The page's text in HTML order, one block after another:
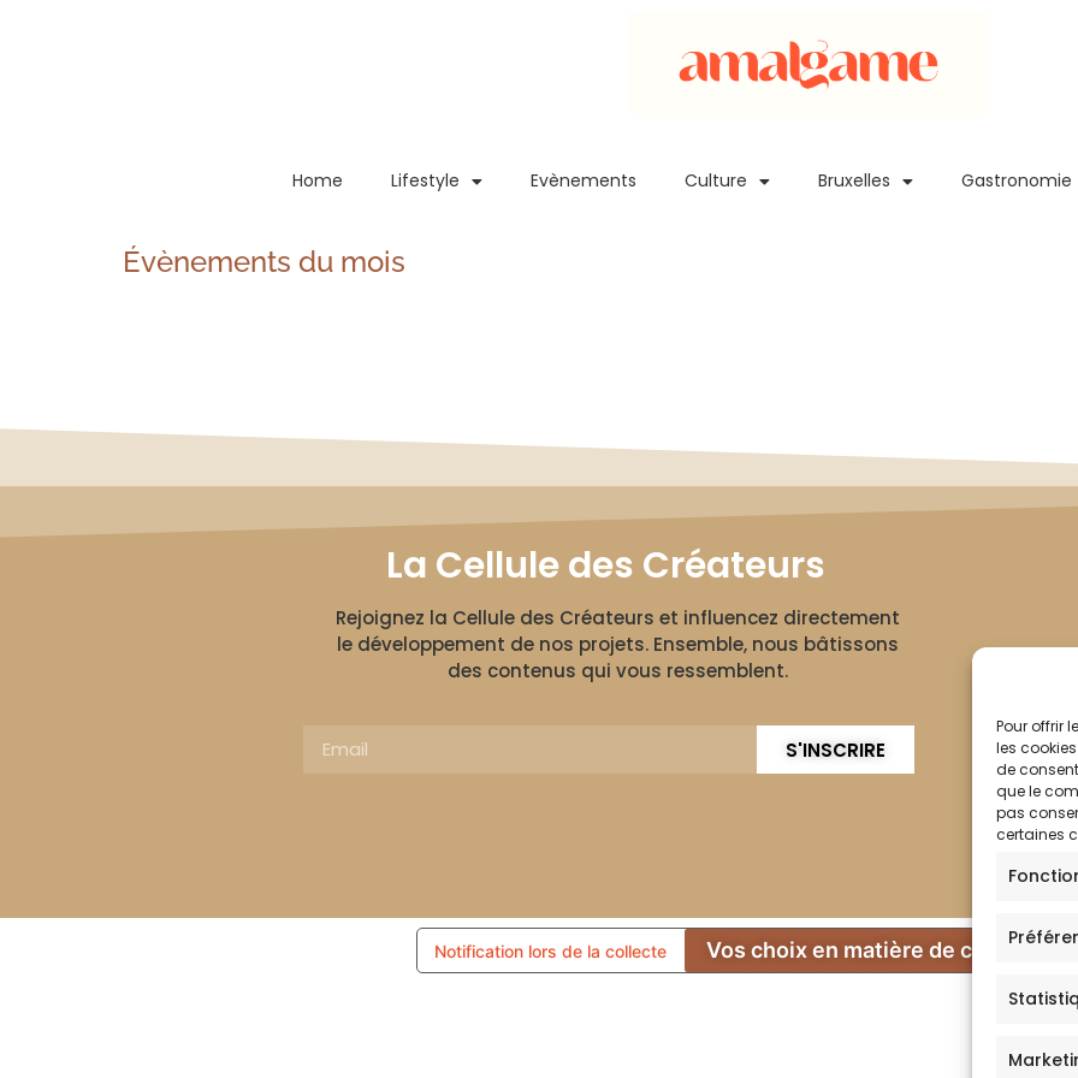
Pour offrir
les
de
que le
pas
certaines
Home Lifestyle Evènements Culture Bruxelles Gastronomie
Évènements du mois
La Cellule des Créateurs
Rejoignez la Cellule des Créateurs et influencez directement
le développement de nos projets. Ensemble, nous bâtissons
des contenus qui vous ressemblent.
S'INSCRIRE
Notification lors de la collecte Vos choix en matière de